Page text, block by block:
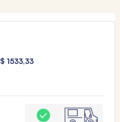
$ 1533,33